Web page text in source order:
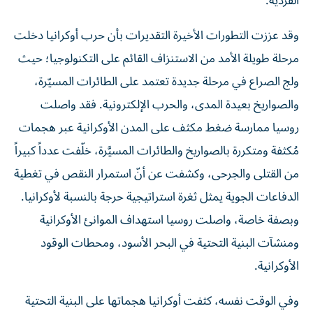
وقد عززت التطورات الأخيرة التقديرات بأن حرب أوكرانيا دخلت
مرحلة طويلة الأمد من الاستنزاف القائم على التكنولوجيا؛ حيث
ولج الصراع في مرحلة جديدة تعتمد على الطائرات المسيّرة،
والصواريخ بعيدة المدى، والحرب الإلكترونية. فقد واصلت
روسيا ممارسة ضغط مكثف على المدن الأوكرانية عبر هجمات
مُكثفة ومتكررة بالصواريخ والطائرات المسيَّرة، خلّفت عدداً كبيراً
من القتلى والجرحى، وكشفت عن أنّ استمرار النقص في تغطية
الدفاعات الجوية يمثل ثغرة استراتيجية حرجة بالنسبة لأوكرانيا.
وبصفة خاصة، واصلت روسيا استهداف الموانئ الأوكرانية
ومنشآت البنية التحتية في البحر الأسود، ومحطات الوقود
الأوكرانية.
وفي الوقت نفسه، كثفت أوكرانيا هجماتها على البنية التحتية